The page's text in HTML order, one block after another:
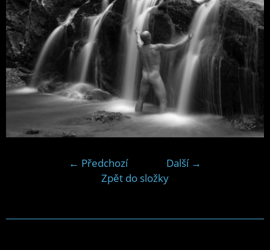
← Předchozí
Další →
Zpět do složky